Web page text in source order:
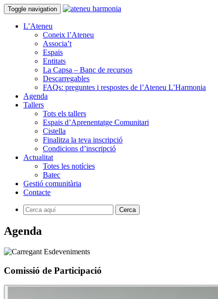
Toggle navigation
L’Ateneu
Coneix l’Ateneu
Associa’t
Espais
Entitats
La Capsa – Banc de recursos
Descarregables
FAQs: preguntes i respostes de l’Ateneu L’Harmonia
Agenda
Tallers
Tots els tallers
Espais d’Aprenentatge Comunitari
Cistella
Finalitza la teva inscripció
Condicions d’inscripció
Actualitat
Totes les notícies
Batec
Gestió comunitària
Contacte
Agenda
Comissió de Participació